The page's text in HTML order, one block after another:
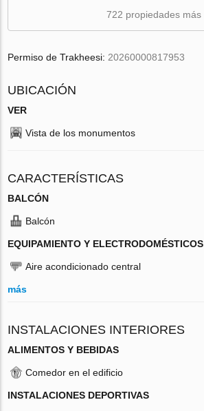
722 propiedades más
Permiso de Trakheesi: 20260000817953
UBICACIÓN
VER
Vista de los monumentos
CARACTERÍSTICAS
BALCÓN
Balcón
EQUIPAMIENTO Y ELECTRODOMÉSTICOS
Aire acondicionado central
más
INSTALACIONES INTERIORES
ALIMENTOS Y BEBIDAS
Comedor en el edificio
INSTALACIONES DEPORTIVAS